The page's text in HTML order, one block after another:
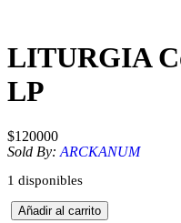
LITURGIA
LP
$120000
Sold By: ARCKANUM
1 disponibles
L Añadir al carrito